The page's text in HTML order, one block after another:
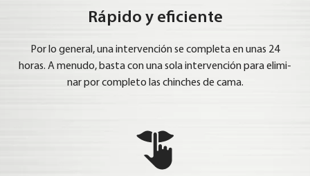
Rápido y eficiente
Por lo gene­ral, una inter­ven­ción se com­ple­ta en unas 24
horas. A menu­do, bas­ta con una sola inter­ven­ción para eli­mi­
nar por com­ple­to las chin­ches de cama.